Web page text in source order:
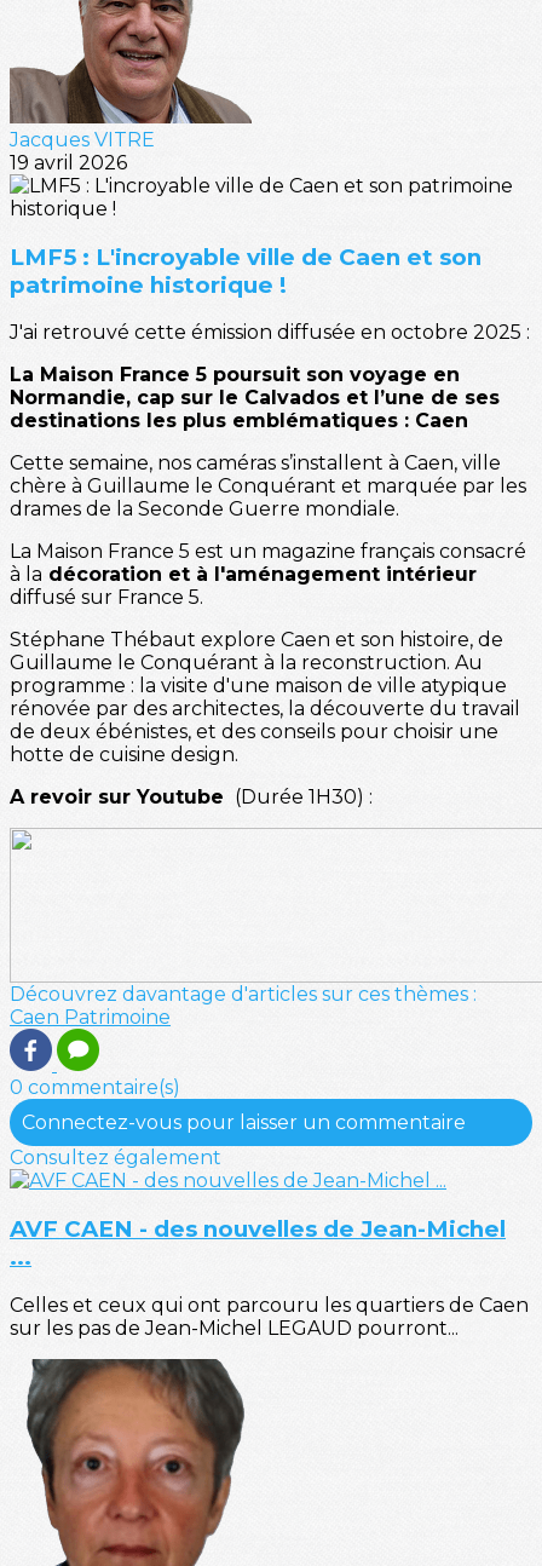
Jacques VITRE
19 avril 2026
LMF5 : L'incroyable ville de Caen et son
patrimoine historique !
J'ai retrouvé cette émission diffusée en octobre 2025 :
La Maison France 5 poursuit son voyage en
Normandie, cap sur le Calvados et l’une de ses
destinations les plus emblématiques : Caen
Cette semaine, nos caméras s’installent à Caen, ville
chère à Guillaume le Conquérant et marquée par les
drames de la Seconde Guerre mondiale.
La Maison France 5 est un magazine français consacré
à la décoration et à l'aménagement intérieur
diffusé sur France 5.
Stéphane Thébaut explore Caen et son histoire, de
Guillaume le Conquérant à la reconstruction. Au
programme : la visite d'une maison de ville atypique
rénovée par des architectes, la découverte du travail
de deux ébénistes, et des conseils pour choisir une
hotte de cuisine design.
A revoir sur Youtube (Durée 1H30) :
Découvrez davantage d'articles sur ces thèmes :
Caen Patrimoine
0 commentaire(s)
Connectez-vous pour laisser un commentaire
Consultez également
AVF CAEN - des nouvelles de Jean-Michel
...
Celles et ceux qui ont parcouru les quartiers de Caen
sur les pas de Jean-Michel LEGAUD pourront...